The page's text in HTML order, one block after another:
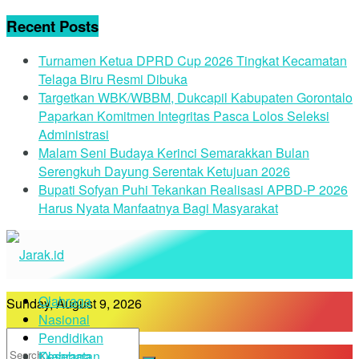
Recent Posts
Turnamen Ketua DPRD Cup 2026 Tingkat Kecamatan
Telaga Biru Resmi Dibuka
Targetkan WBK/WBBM, Dukcapil Kabupaten Gorontalo
Paparkan Komitmen Integritas Pasca Lolos Seleksi
Administrasi
Malam Seni Budaya Kerinci Semarakkan Bulan
Serengkuh Dayung Serentak Ketujuan 2026
Bupati Sofyan Puhi Tekankan Realisasi APBD-P 2026
Harus Nyata Manfaatnya Bagi Masyarakat
Sunday, August 9, 2026
Olahraga
Nasional
Pendidikan